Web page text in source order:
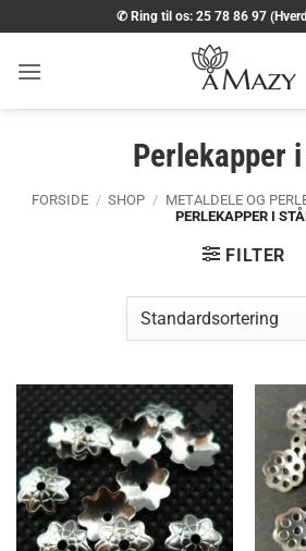
til
indhold
✆ Ring til os: 25 78 86 97
Perlekapper i
FORSIDE / SHOP / METALDELE OG
PERLEKAPPER I
FILTER